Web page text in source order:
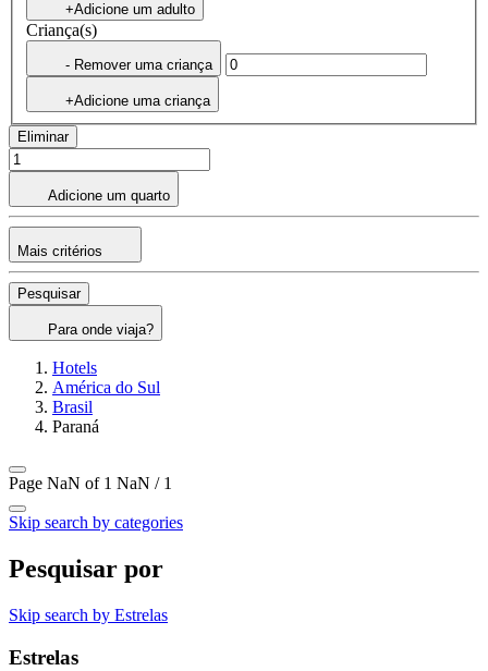
+Adicione um adulto
Criança(s)
- Remover uma criança
+Adicione uma criança
Eliminar
Adicione um quarto
Mais critérios
Pesquisar
Para onde viaja?
Hotels
América do Sul
Brasil
Paraná
Page NaN of 1 NaN / 1
Skip search by categories
Pesquisar por
Skip search by Estrelas
Estrelas